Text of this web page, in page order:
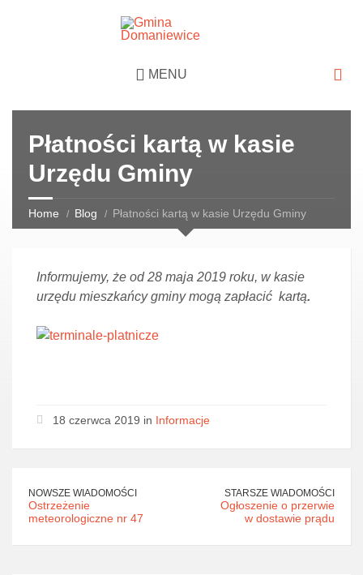
MENU
Płatności kartą w kasie
Urzędu Gminy
Home Blog Płatności kartą w kasie Urzędu Gminy
Informujemy, że od 28 maja 2019 roku, w kasie
urzędu mieszkańcy gminy mogą zapłacić kartą.
18 czerwca 2019 in Informacje
NOWSZE WIADOMOŚCI
Ostrzeżenie
meteorologiczne nr 47
STARSZE WIADOMOŚCI
Ogłoszenie o przerwie
w dostawie prądu